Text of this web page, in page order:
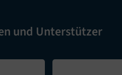
und Unterstützer